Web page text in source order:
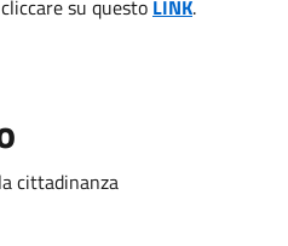
su questo LINK.
cittadinanza